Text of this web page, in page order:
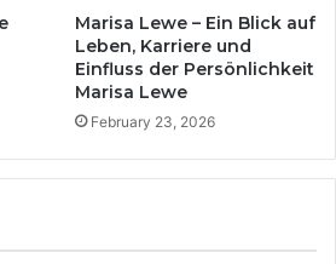
Marisa Lewe – Ein Blick auf
Leben, Karriere und
Einfluss der Persönlichkeit
Marisa Lewe
February 23, 2026